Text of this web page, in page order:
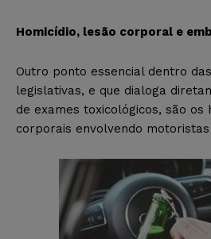
Homicídio, lesão corporal e
Outro ponto essencial dentro
legislativas, e que dialoga
de exames toxicológicos, são os
corporais envolvendo